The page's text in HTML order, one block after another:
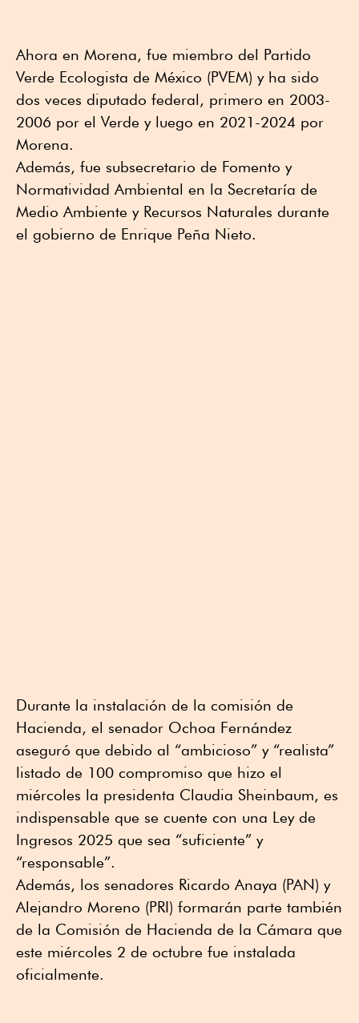
Ahora en Morena, fue miembro del Partido
Verde Ecologista de México (PVEM) y ha sido
dos veces diputado federal, primero en 2003-
2006 por el Verde y luego en 2021-2024 por
Morena.
Además, fue subsecretario de Fomento y
Normatividad Ambiental en la Secretaría de
Medio Ambiente y Recursos Naturales durante
el gobierno de Enrique Peña Nieto.
Durante la instalación de la comisión de
Hacienda, el senador Ochoa Fernández
aseguró que debido al “ambicioso” y “realista”
listado de 100 compromiso que hizo el
miércoles la presidenta Claudia Sheinbaum, es
indispensable que se cuente con una Ley de
Ingresos 2025 que sea “suficiente” y
“responsable”.
Además, los senadores Ricardo Anaya (PAN) y
Alejandro Moreno (PRI) formarán parte también
de la Comisión de Hacienda de la Cámara que
este miércoles 2 de octubre fue instalada
oficialmente.